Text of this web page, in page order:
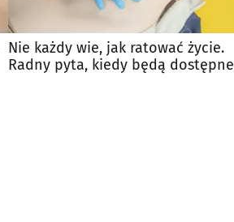
Nie każdy wie, jak ratować życie.
Radny pyta, kiedy będą dostępne